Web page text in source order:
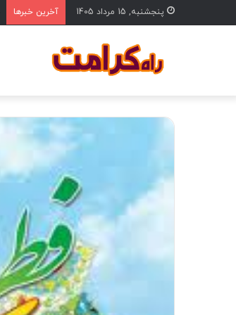
پنجشنبه, 15 مرداد 1405 آخرین خبرها